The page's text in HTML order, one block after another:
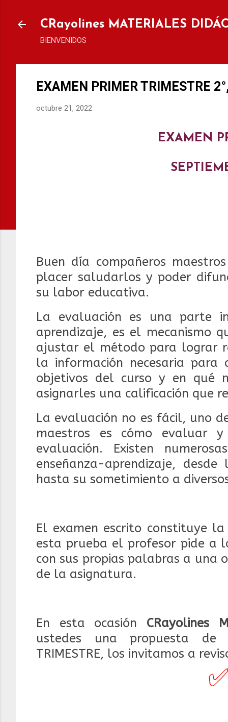
CRayolines MATERIALES
BIENVENIDOS
EXAMEN PRIMER TRIMESTRE
octubre 21, 2022
EXAMEN
Buen día compañeros
placer saludarlos y poder
su labor educativa.
La evaluación es una parte
aprendizaje, es el mecanismo
ajustar el método para lograr
la información necesaria
objetivos del curso y en qué
asignarles una calificación que
La evaluación no es fácil, uno
maestros es cómo evaluar
evaluación. Existen
enseñanza-aprendizaje,
hasta su sometimiento a
El examen escrito constituye
esta prueba el profesor pide a
con sus propias palabras a una
de la asignatura.
En esta ocasión CRayolines
ustedes una propuesta de
TRIMESTRE, los invitamos a